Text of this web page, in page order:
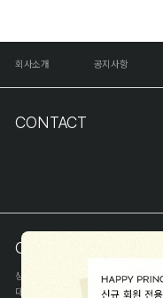
회사소개 공지사항
CONTACT
COMPANY INFO
상호
(주)해피프린스
대표
이화진